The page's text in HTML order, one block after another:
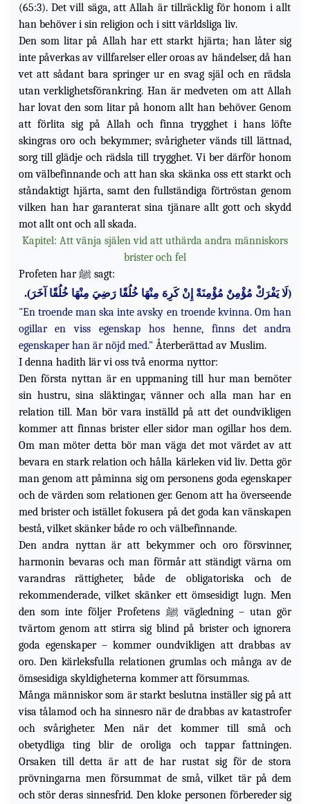
(65:3). Det vill säga, att Allah är tillräcklig för honom i allt
han behöver i sin religion och i sitt världsliga liv.
Den som litar på Allah har ett starkt hjärta; han låter sig
inte påverkas av villfarelser eller oroas av händelser, då han
vet att sådant bara springer ur en svag själ och en rädsla
utan verklighetsförankring. Han är medveten om att Allah
har lovat den som litar på honom allt han behöver. Genom
att förlita sig på Allah och finna trygghet i hans löfte
skingras oro och bekymmer; svårigheter vänds till lättnad,
sorg till glädje och rädsla till trygghet. Vi ber därför honom
om välbefinnande och att han ska skänka oss ett starkt och
ståndaktigt hjärta, samt den fullständiga förtröstan genom
vilken han har garanterat sina tjänare allt gott och skydd
mot allt ont och all skada.
Kapitel: Att vänja själen vid att uthärda andra människors
brister och fel
Profeten har ﷺ sagt:
(لَا يَفْرَكْ مُؤْمِنٌ مُؤْمِنَةً إِنْ كَرِهَ مِنْهَا خُلُقًا رَضِيَ مِنْهَا خُلُقًا آخَرَ).
"En troende man ska inte avsky en troende kvinna. Om han
ogillar en viss egenskap hos henne, finns det andra
egenskaper han är nöjd med."Återberättad av Muslim.
I denna hadith lär vi oss två enorma nyttor:
Den första nyttan är en uppmaning till hur man bemöter
sin hustru, sina släktingar, vänner och alla man har en
relation till. Man bör vara inställd på att det oundvikligen
kommer att finnas brister eller sidor man ogillar hos dem.
Om man möter detta bör man väga det mot värdet av att
bevara en stark relation och hålla kärleken vid liv. Detta gör
man genom att påminna sig om personens godaegenskaper
och de värden som relationen ger. Genom att ha överseende
med brister och istället fokusera på det goda kan vänskapen
bestå, vilket skänker både ro och välbefinnande.
Den andra nyttan är att bekymmer och oro försvinner,
harmonin bevaras och man förmår att ständigt värna om
varandras rättigheter, både de obligatoriska och de
rekommenderade, vilket skänker ett ömsesidigt lugn. Men
den som inte följer Profetens ﷺ vägledning – utan gör
tvärtom genom att stirra sig blind på brister och ignorera
goda egenskaper – kommer oundvikligen att drabbas av
oro. Den kärleksfulla relationen grumlas och många av de
ömsesidiga skyldigheterna kommer att försummas.
Många människor som är starkt beslutna inställer sig på att
visa tålamod och ha sinnesro när de drabbas av katastrofer
och svårigheter. Men när det kommer till små och
obetydliga ting blir de oroliga och tappar fattningen.
Orsaken till detta är att de har rustat sig för de stora
prövningarna men försummat de små, vilket tär på dem
och stör deras sinnesfrid. Den kloke personen förbereder sig